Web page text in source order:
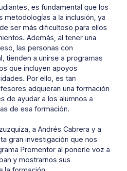
es fundamental que los
metodologías a la inclusión, ya
ser más dificultoso para ellos
Además, al tener una
las personas con
tienden a unirse a programas
que incluyen apoyos
Por ello, es tan
adquieran una formación
de ayudar a los alumnos a
de esa formación.
a Andrés Cabrera y a
gran investigación que nos
Promentor al ponerle voz a
y mostrarnos sus